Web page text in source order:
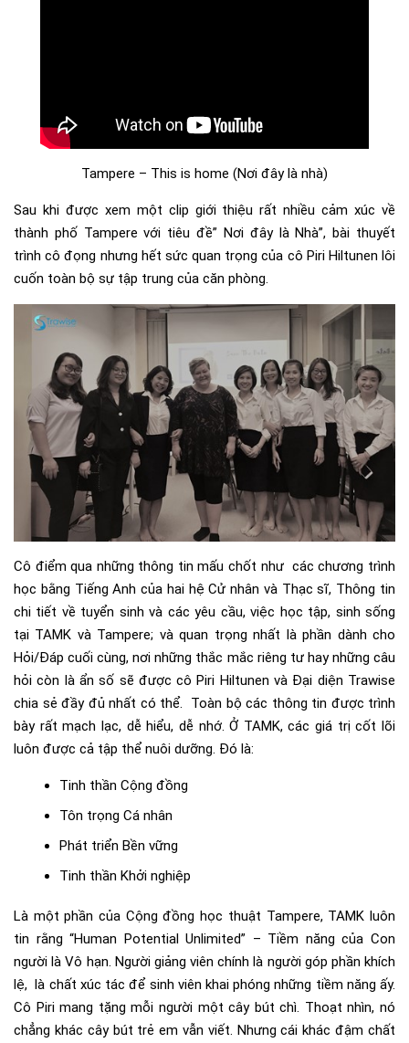
Tampere – This is home (Nơi đây là nhà)
Sau khi được xem một clip giới thiệu rất nhiều cảm xúc về
thành phố Tampere với tiêu đề” Nơi đây là Nhà”, bài thuyết
trình cô đọng nhưng hết sức quan trọng của cô Piri Hiltunen lôi
cuốn toàn bộ sự tập trung của căn phòng.
Cô điểm qua những thông tin mấu chốt như các chương trình
học bằng Tiếng Anh của hai hệ Cử nhân và Thạc sĩ, Thông tin
chi tiết về tuyển sinh và các yêu cầu, việc học tập, sinh sống
tại TAMK và Tampere; và quan trọng nhất là phần dành cho
Hỏi/Đáp cuối cùng, nơi những thắc mắc riêng tư hay những câu
hỏi còn là ẩn số sẽ được cô Piri Hiltunen và Đại diện Trawise
chia sẻ đầy đủ nhất có thể. Toàn bộ các thông tin được trình
bày rất mạch lạc, dễ hiểu, dễ nhớ. Ở TAMK, các giá trị cốt lõi
luôn được cả tập thể nuôi dưỡng. Đó là:
Tinh thần Cộng đồng
Tôn trọng Cá nhân
Phát triển Bền vững
Tinh thần Khởi nghiệp
Là một phần của Cộng đồng học thuật Tampere, TAMK luôn
tin rằng“Human Potential Unlimited” – Tiềm năng của Con
người là Vô hạn. Người giảng viên chính là người góp phần khích
lệ, là chất xúc tác để sinh viên khai phóng những tiềm năng ấy.
Cô Piri mang tặng mỗi người một cây bút chì. Thoạt nhìn, nó
chẳng khác cây bút trẻ em vẫn viết. Nhưng cái khác đậm chất